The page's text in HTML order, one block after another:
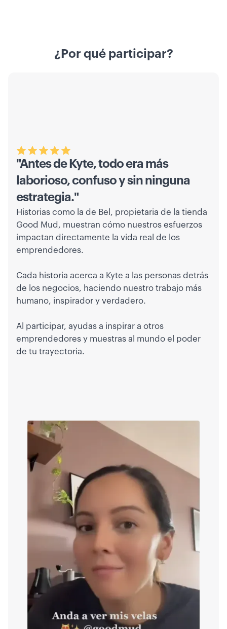
¿Por qué participar?
"Antes de Kyte, todo era más
laborioso, confuso y sin ninguna
estrategia."
Historias como la de Bel, propietaria de la tienda
Good Mud, muestran cómo nuestros esfuerzos
impactan directamente la vida real de los
emprendedores.
Cada historia acerca a Kyte a las personas detrás
de los negocios, haciendo nuestro trabajo más
humano, inspirador y verdadero.
Al participar, ayudas a inspirar a otros
emprendedores y muestras al mundo el poder
de tu trayectoria.